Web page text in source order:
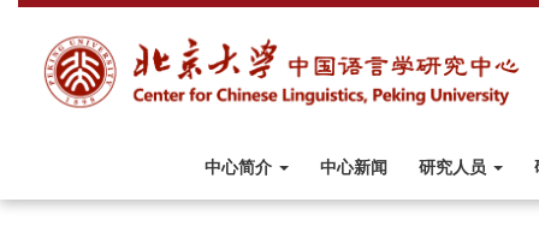
中心简介 中心新闻 研究人员